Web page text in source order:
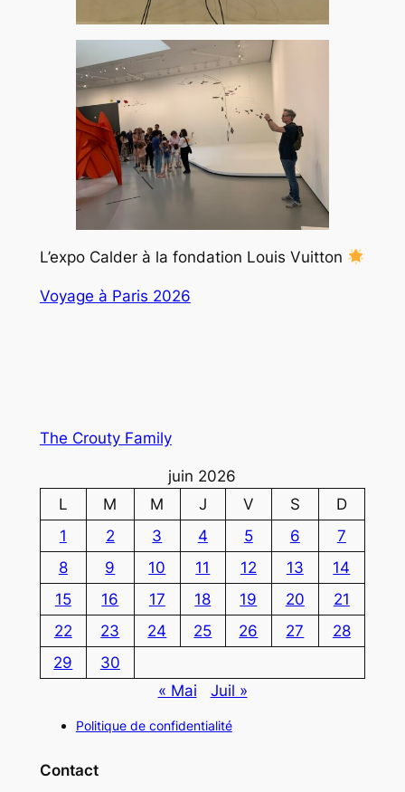
L’expo Calder à la fondation Louis Vuitton
Voyage à Paris 2026
The Crouty Family
juin 2026
L
M M J V S
D
1
2 3 4 5 6
7
8
9 10 11 12 13
14
15
16 17 18 19 20
21
22
23 24 25 26 27
28
29
30
« Mai
Juil »
Politique de confidentialité
Contact